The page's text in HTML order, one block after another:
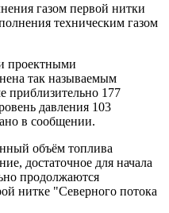
газом первой нитки
техническим газом
проектными
так называемым
приблизительно 177
давления 103
в сообщении.
объём топлива
достаточное для начала
продолжаются
нитке "Северного потока